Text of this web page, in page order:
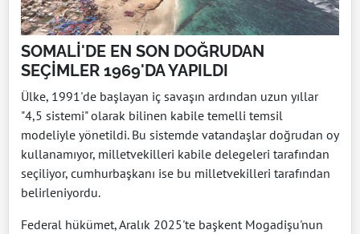
SOMALİ'DE EN SON DOĞRUDAN
SEÇİMLER 1969'DA YAPILDI
Ülke, 1991'de başlayan iç savaşın ardından uzun yıllar
"4,5 sistemi" olarak bilinen kabile temelli temsil
modeliyle yönetildi. Bu sistemde vatandaşlar doğrudan oy
kullanamıyor, milletvekilleri kabile delegeleri tarafından
seçiliyor, cumhurbaşkanı ise bu milletvekilleri tarafından
belirleniyordu.
Federal hükümet, Aralık 2025'te başkent Mogadişu'nun